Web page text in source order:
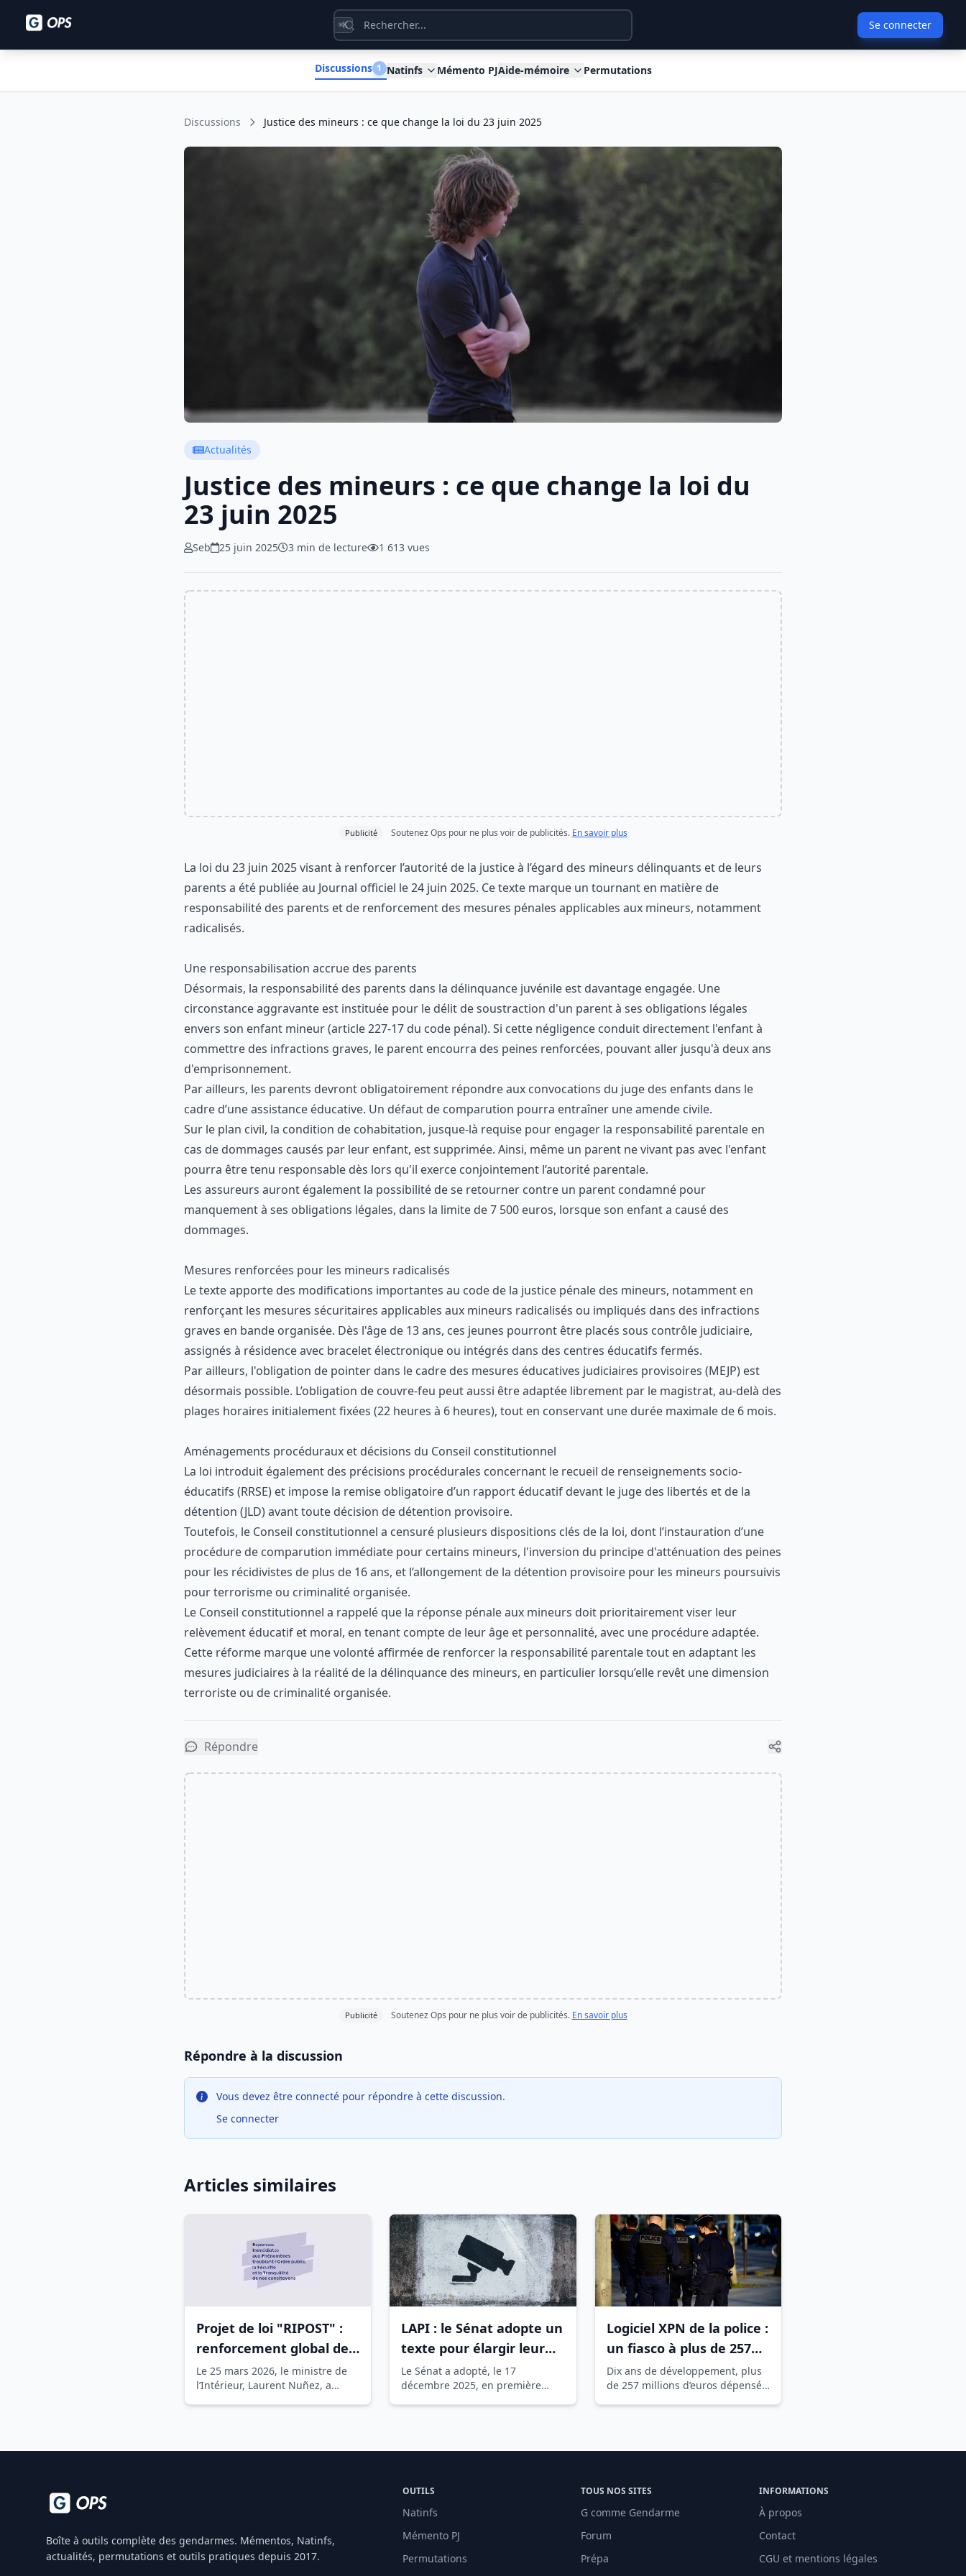
⌘K Se connecter
Discussions 1 Natinfs Mémento PJAide-mémoire Permutations
Discussions Justice des mineurs : ce que change la loi du 23 juin 2025
Actualités
Justice des mineurs : ce que change la loi du
23 juin 2025
Seb 25 juin 2025 3 min de lecture 1 613 vues
Publicité Soutenez Ops pour ne plus voir de publicités. En savoir plus
La loi du 23 juin 2025 visant à renforcer l’autorité de la justice à l’égard des mineurs délinquants et de leurs
parents a été publiée au Journal officiel le 24 juin 2025. Ce texte marque un tournant en matière de
responsabilité des parents et de renforcement des mesures pénales applicables aux mineurs, notamment
radicalisés.
Une responsabilisation accrue des parents
Désormais, la responsabilité des parents dans la délinquance juvénile est davantage engagée. Une
circonstance aggravante est instituée pour le délit de soustraction d'un parent à ses obligations légales
envers son enfant mineur (article 227-17 du code pénal). Si cette négligence conduit directement l'enfant à
commettre des infractions graves, le parent encourra des peines renforcées, pouvant aller jusqu'à deux ans
d'emprisonnement.
Par ailleurs, les parents devront obligatoirement répondre aux convocations du juge des enfants dans le
cadre d’une assistance éducative. Un défaut de comparution pourra entraîner une amende civile.
Sur le plan civil, la condition de cohabitation, jusque-là requise pour engager la responsabilité parentale en
cas de dommages causés par leur enfant, est supprimée. Ainsi, même un parent ne vivant pas avec l'enfant
pourra être tenu responsable dès lors qu'il exerce conjointement l’autorité parentale.
Les assureurs auront également la possibilité de se retourner contre un parent condamné pour
manquement à ses obligations légales, dans la limite de 7 500 euros, lorsque son enfant a causé des
dommages.
Mesures renforcées pour les mineurs radicalisés
Le texte apporte des modifications importantes au code de la justice pénale des mineurs, notamment en
renforçant les mesures sécuritaires applicables aux mineurs radicalisés ou impliqués dans des infractions
graves en bande organisée. Dès l'âge de 13 ans, ces jeunes pourront être placés sous contrôle judiciaire,
assignés à résidence avec bracelet électronique ou intégrés dans des centres éducatifs fermés.
Par ailleurs, l'obligation de pointer dans le cadre des mesures éducatives judiciaires provisoires (MEJP) est
désormais possible. L’obligation de couvre-feu peut aussi être adaptée librement par le magistrat, au-delà des
plages horaires initialement fixées (22 heures à 6 heures), tout en conservant une durée maximale de 6 mois.
Aménagements procéduraux et décisions du Conseil constitutionnel
La loi introduit également des précisions procédurales concernant le recueil de renseignements socio-
éducatifs (RRSE) et impose la remise obligatoire d’un rapport éducatif devant le juge des libertés et de la
détention (JLD) avant toute décision de détention provisoire.
Toutefois, le Conseil constitutionnel a censuré plusieurs dispositions clés de la loi, dont l’instauration d’une
procédure de comparution immédiate pour certains mineurs, l'inversion du principe d'atténuation des peines
pour les récidivistes de plus de 16 ans, et l’allongement de la détention provisoire pour les mineurs poursuivis
pour terrorisme ou criminalité organisée.
Le Conseil constitutionnel a rappelé que la réponse pénale aux mineurs doit prioritairement viser leur
relèvement éducatif et moral, en tenant compte de leur âge et personnalité, avec une procédure adaptée.
Cette réforme marque une volonté affirmée de renforcer la responsabilité parentale tout en adaptant les
mesures judiciaires à la réalité de la délinquance des mineurs, en particulier lorsqu’elle revêt une dimension
terroriste ou de criminalité organisée.
Répondre
Publicité Soutenez Ops pour ne plus voir de publicités. En savoir plus
Répondre à la discussion
Vous devez être connecté pour répondre à cette discussion.
Se connecter
Articles similaires
Projet de loi "RIPOST" :
renforcement global des
moyens
Le 25 mars 2026, le ministre de
l’Intérieur, Laurent Nuñez, a
LAPI : le Sénat adopte un
texte pour élargir leur
usage et allonger la
conservation des
données
Le Sénat a adopté, le 17
décembre 2025, en première
Logiciel XPN de la police :
un fiasco à plus de 257
millions d’euros dénoncé
par la Cour des comptes
Dix ans de développement, plus
de 257 millions d’euros dépensés
Boîte à outils complète des gendarmes. Mémentos, Natinfs,
actualités, permutations et outils pratiques depuis 2017.
OUTILS
Natinfs
Mémento PJ
Permutations
TOUS NOS SITES
G comme Gendarme
Forum
Prépa
INFORMATIONS
À propos
Contact
CGU et mentions légales